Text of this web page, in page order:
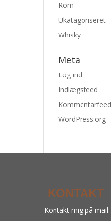
Rom
Ukatagoriseret
Whisky
Meta
Log ind
Indlægsfeed
Kommentarfeed
WordPress.org
KONTAKT
Kontakt mig på mail: